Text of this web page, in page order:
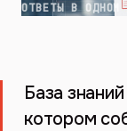
ОТВЕТЫ В ОДНОМ
База
котором